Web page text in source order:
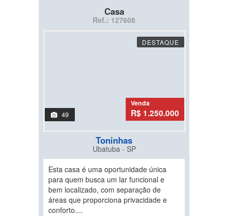
Casa
Ref.: 127608
DESTAQUE
49
Venda
R$ 1.250.000
Toninhas
Ubatuba - SP
Esta casa é uma oportunidade única
para quem busca um lar funcional e
bem localizado, com separação de
áreas que proporciona privacidade e
conforto....